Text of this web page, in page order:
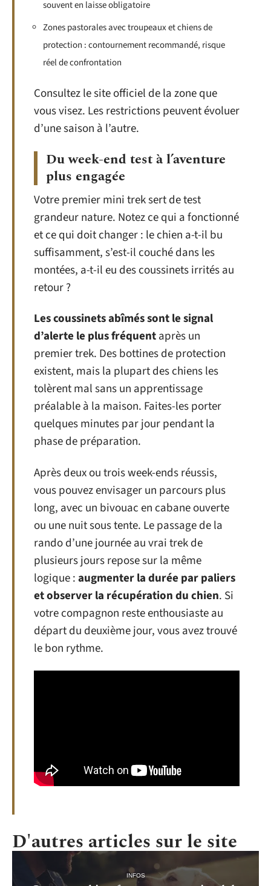
souvent en laisse obligatoire
Zones pastorales avec troupeaux et chiens de
protection : contournement recommandé, risque
réel de confrontation
Consultez le site officiel de la zone que
vous visez. Les restrictions peuvent évoluer
d’une saison à l’autre.
Du week-end test à l’aventure
plus engagée
Votre premier mini trek sert de test
grandeur nature. Notez ce qui a fonctionné
et ce qui doit changer : le chien a-t-il bu
suffisamment, s’est-il couché dans les
montées, a-t-il eu des coussinets irrités au
retour ?
Les coussinets abîmés sont le signal
d’alerte le plus fréquentaprès un
premier trek. Des bottines de protection
existent, mais la plupart des chiens les
tolèrent mal sans un apprentissage
préalable à la maison. Faites-les porter
quelques minutes par jour pendant la
phase de préparation.
Après deux ou trois week-ends réussis,
vous pouvez envisager un parcours plus
long, avec un bivouac en cabane ouverte
ou une nuit sous tente. Le passage de la
rando d’une journée au vrai trek de
plusieurs jours repose sur la même
logique :augmenter la durée par paliers
et observer la récupération du chien. Si
votre compagnon reste enthousiaste au
départ du deuxième jour, vous avez trouvé
le bon rythme.
D'autres articles sur le site
INFOS